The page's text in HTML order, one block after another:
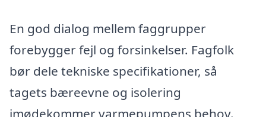
En god dialog mellem faggrupper
forebygger fejl og forsinkelser. Fagfolk
bør dele tekniske specifikationer, så
tagets bæreevne og isolering
imødekommer varmepumpens behov.